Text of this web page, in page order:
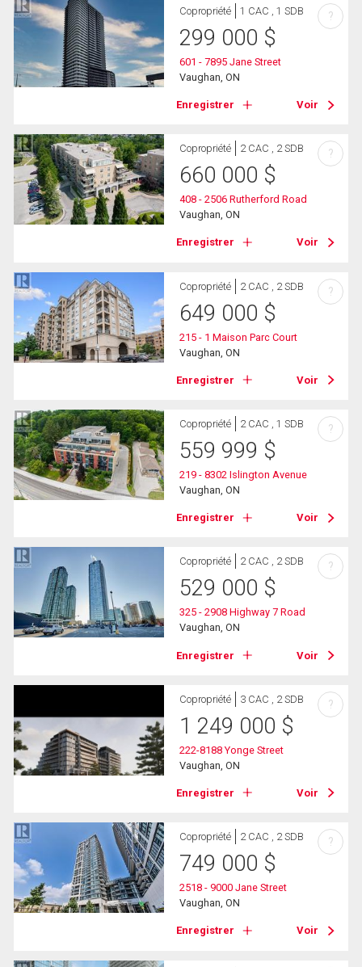
Copropriété 1 CAC , 1 SDB
299 000 $
601 - 7895 Jane Street
Vaughan, ON
Enregistrer Voir
?
Copropriété 2 CAC , 2 SDB
660 000 $
408 - 2506 Rutherford Road
Vaughan, ON
Enregistrer Voir
?
Copropriété 2 CAC , 2 SDB
649 000 $
215 - 1 Maison Parc Court
Vaughan, ON
Enregistrer Voir
?
Copropriété 2 CAC , 1 SDB
559 999 $
219 - 8302 Islington Avenue
Vaughan, ON
Enregistrer Voir
?
Copropriété 2 CAC , 2 SDB
529 000 $
325 - 2908 Highway 7 Road
Vaughan, ON
Enregistrer Voir
?
Copropriété 3 CAC , 2 SDB
1 249 000 $
222-8188 Yonge Street
Vaughan, ON
Enregistrer Voir
?
Copropriété 2 CAC , 2 SDB
749 000 $
2518 - 9000 Jane Street
Vaughan, ON
Enregistrer Voir
?